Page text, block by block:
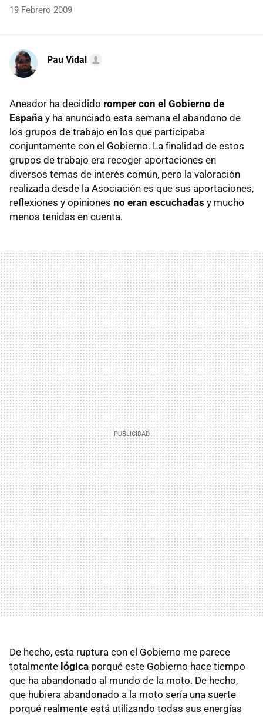
19 Febrero 2009
Pau Vidal
Anesdor ha decidido romper con el Gobierno de
España y ha anunciado esta semana el abandono de
los grupos de trabajo en los que participaba
conjuntamente con el Gobierno. La finalidad de estos
grupos de trabajo era recoger aportaciones en
diversos temas de interés común, pero la valoración
realizada desde la Asociación es que sus aportaciones,
reflexiones y opiniones no eran escuchadas y mucho
menos tenidas en cuenta.
De hecho, esta ruptura con el Gobierno me parece
totalmente lógica porqué este Gobierno hace tiempo
que ha abandonado al mundo de la moto. De hecho,
que hubiera abandonado a la moto sería una suerte
porqué realmente está utilizando todas sus energías